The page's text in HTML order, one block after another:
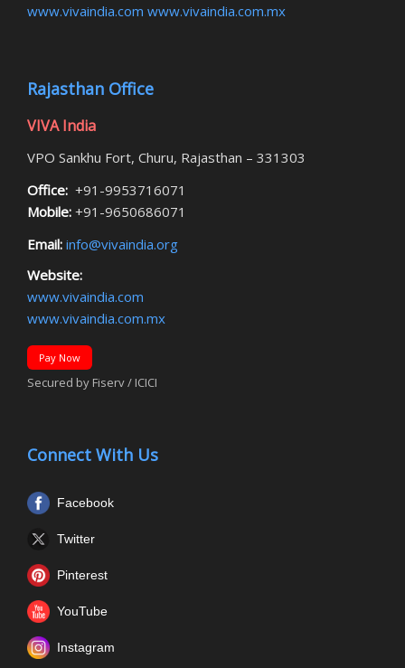
www.vivaindia.com www.vivaindia.com.mx
Rajasthan Office
VIVA India
VPO Sankhu Fort, Churu, Rajasthan – 331303
Office: +91-9953716071
Mobile: +91-9650686071
Email: info@vivaindia.org
Website:
www.vivaindia.com
www.vivaindia.com.mx
Pay Now
Secured by Fiserv / ICICI
Connect With Us
Facebook
Twitter
Pinterest
YouTube
Instagram